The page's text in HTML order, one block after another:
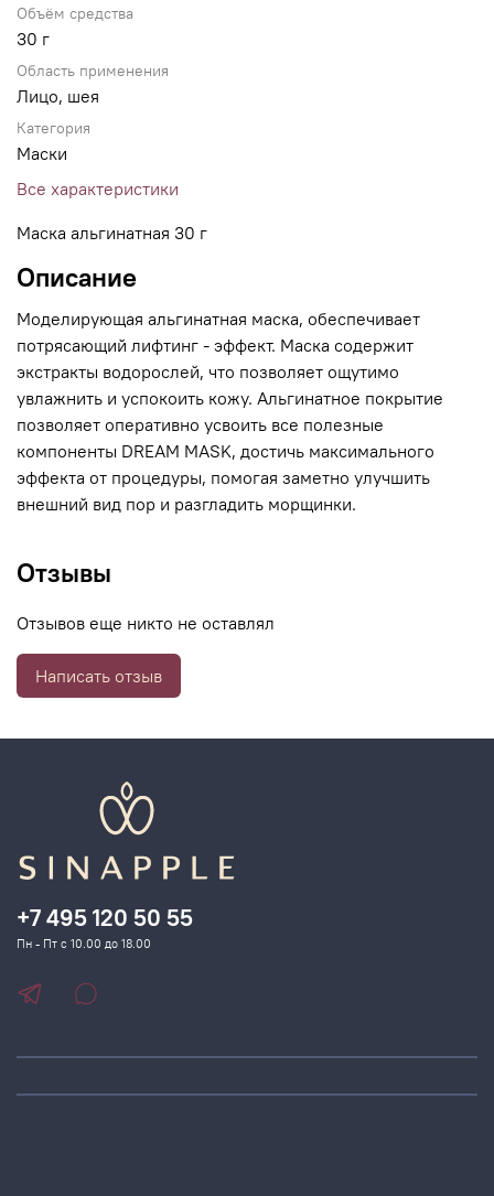
Объём средства
30 г
Область применения
Лицо, шея
Категория
Маски
Все характеристики
Маска альгинатная 30 г
Описание
Моделирующая альгинатная маска, обеспечивает
потрясающий лифтинг - эффект. Маска содержит
экстракты водорослей, что позволяет ощутимо
увлажнить и успокоить кожу. Альгинатное покрытие
позволяет оперативно усвоить все полезные
компоненты DREAM MASK, достичь максимального
эффекта от процедуры, помогая заметно улучшить
внешний вид пор и разгладить морщинки.
Отзывы
Отзывов еще никто не оставлял
Написать отзыв
+7 495 120 50 55
Пн - Пт с 10.00 до 18.00